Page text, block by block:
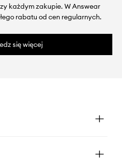
każdym zakupie. W Answear
rabatu od cen regularnych.
się więcej